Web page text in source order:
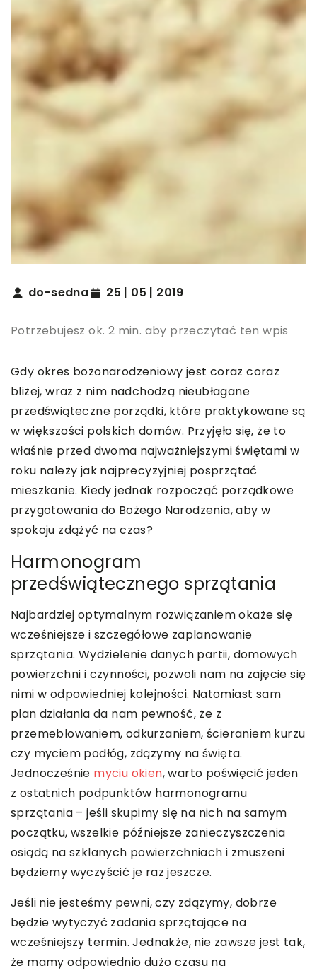
do-sedna 25 | 05 | 2019
Potrzebujesz ok. 2 min. aby przeczytać ten wpis
Gdy okres bożonarodzeniowy jest coraz coraz
bliżej, wraz z nim nadchodzą nieubłagane
przedświąteczne porządki, które praktykowane są
w większości polskich domów. Przyjęło się, że to
właśnie przed dwoma najważniejszymi świętami w
roku należy jak najprecyzyjniej posprzątać
mieszkanie. Kiedy jednak rozpocząć porządkowe
przygotowania do Bożego Narodzenia, aby w
spokoju zdążyć na czas?
Harmonogram
przedświątecznego sprzątania
Najbardziej optymalnym rozwiązaniem okaże się
wcześniejsze i szczegółowe zaplanowanie
sprzątania. Wydzielenie danych partii, domowych
powierzchni i czynności, pozwoli nam na zajęcie się
nimi w odpowiedniej kolejności. Natomiast sam
plan działania da nam pewność, że z
przemeblowaniem, odkurzaniem, ścieraniem kurzu
czy myciem podłóg, zdążymy na święta.
Jednocześnie myciu okien, warto poświęcić jeden
z ostatnich podpunktów harmonogramu
sprzątania – jeśli skupimy się na nich na samym
początku, wszelkie późniejsze zanieczyszczenia
osiądą na szklanych powierzchniach i zmuszeni
będziemy wyczyścić je raz jeszcze.
Jeśli nie jesteśmy pewni, czy zdążymy, dobrze
będzie wytyczyć zadania sprzątające na
wcześniejszy termin. Jednakże, nie zawsze jest tak,
że mamy odpowiednio dużo czasu na